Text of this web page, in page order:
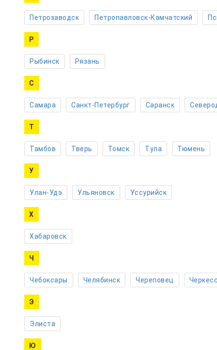
Петрозаводск Петропавловск-Камчатский
Р
Рыбинск Рязань
С
Самара Санкт-Петербург Саранск
Т
Тамбов Тверь Томск Тула Тюмень
У
Улан-Удэ Ульяновск Уссурийск
Х
Хабаровск
Ч
Чебоксары Челябинск Череповец
Э
Элиста
Ю